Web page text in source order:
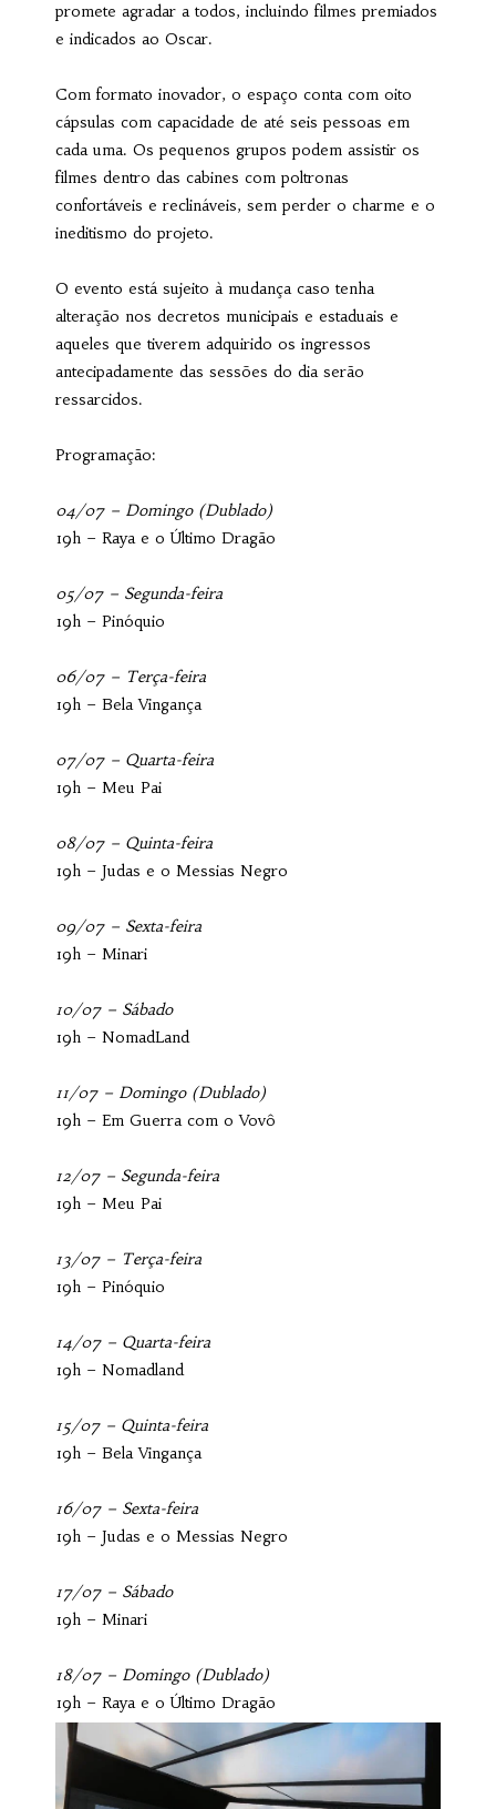
promete agradar a todos, incluindo filmes premiados
e indicados ao Oscar.
Com formato inovador, o espaço conta com oito
cápsulas com capacidade de até seis pessoas em
cada uma. Os pequenos grupos podem assistir os
filmes dentro das cabines com poltronas
confortáveis e reclináveis, sem perder o charme e o
ineditismo do projeto.
O evento está sujeito à mudança caso tenha
alteração nos decretos municipais e estaduais e
aqueles que tiverem adquirido os ingressos
antecipadamente das sessões do dia serão
ressarcidos.
Programação:
04/07 – Domingo (Dublado)
19h – Raya e o Último Dragão
05/07 – Segunda-feira
19h – Pinóquio
06/07 – Terça-feira
19h – Bela Vingança
07/07 – Quarta-feira
19h – Meu Pai
08/07 – Quinta-feira
19h – Judas e o Messias Negro
09/07 – Sexta-feira
19h – Minari
10/07 – Sábado
19h – NomadLand
11/07 – Domingo (Dublado)
19h – Em Guerra com o Vovô
12/07 – Segunda-feira
19h – Meu Pai
13/07 – Terça-feira
19h – Pinóquio
14/07 – Quarta-feira
19h – Nomadland
15/07 – Quinta-feira
19h – Bela Vingança
16/07 – Sexta-feira
19h – Judas e o Messias Negro
17/07 – Sábado
19h – Minari
18/07 – Domingo (Dublado)
19h – Raya e o Último Dragão